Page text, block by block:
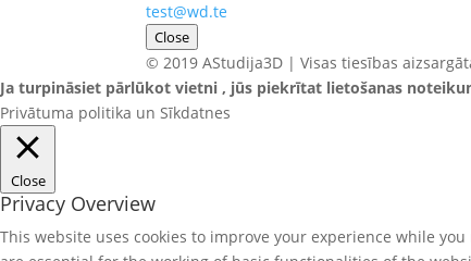
test@wd.te
Close
© 2019 AStudija3D | Visas tiesības
Ja turpināsiet pārlūkot vietni , jūs piekrītat lietošanas
Privātuma politika un Sīkdatnes
Close
Privacy Overview
This website uses cookies to improve your experience while